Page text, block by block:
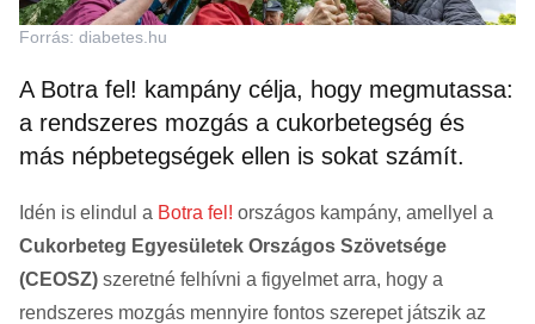
Forrás: diabetes.hu
A Botra fel! kampány célja, hogy megmutassa:
a rendszeres mozgás a cukorbetegség és
más népbetegségek ellen is sokat számít.
Idén is elindul a Botra fel! országos kampány, amellyel a
Cukorbeteg Egyesületek Országos Szövetsége
(CEOSZ) szeretné felhívni a figyelmet arra, hogy a
rendszeres mozgás mennyire fontos szerepet játszik az